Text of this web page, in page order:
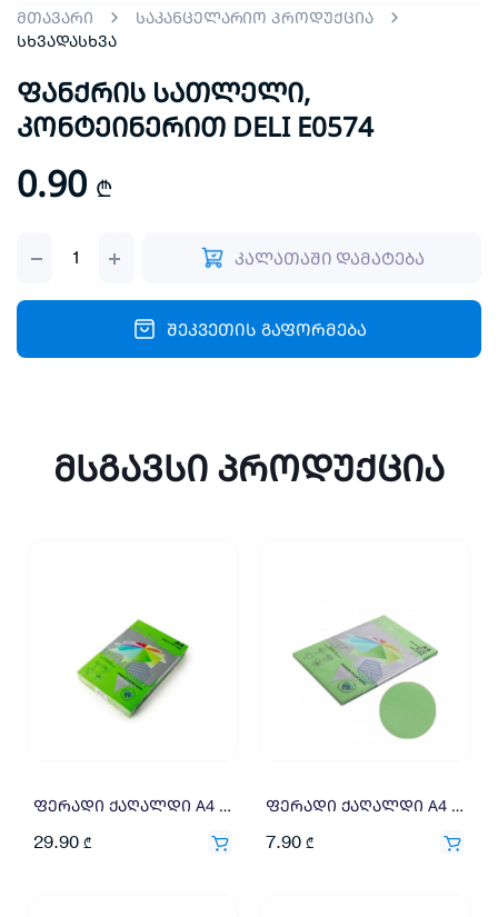
მთავარი
საკანცელარიო პროდუქცია
სხვადასხვა
ფანქრის სათლელი,
კონტეინერით DELI E0574
0.90 ₾
სათლელი,
DELI
კალათაში დამატება
შეკვეთის გაფორმება
მსგავსი პროდუქცია
ფერადი ქაღალდი A4 80გრ 500ფ მწვანე
29.90 ₾
ფერადი ქაღალდი A4 80გრ 100ფ მწვანე
7.90 ₾